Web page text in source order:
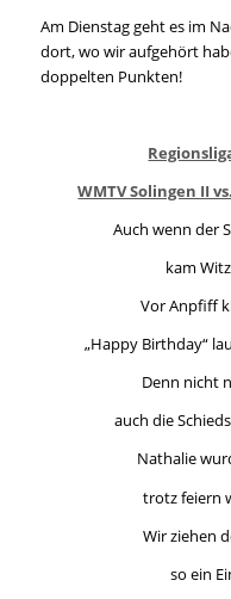
Am Dienstag geht es im
dort, wo wir aufgehört
doppelten Punkten!
WMTV Solingen II
Auch wenn der
kam
Vor Anpfiff
„Happy Birthday“
Denn nicht
auch die
Nathalie
trotz feiern
Wir ziehen
so ein